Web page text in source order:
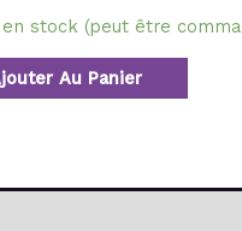
en stock (peut être
Au Panier